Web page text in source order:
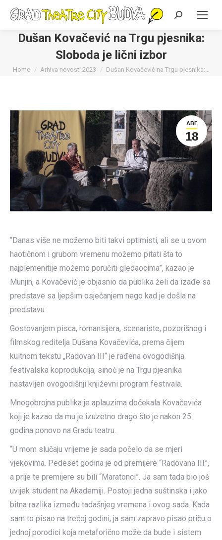
Search:
Dušan Kovačević na Trgu pjesnika:
Sloboda je lični izbor
You are here:
Home Arhiva novosti 2023 Dušan Kovačević na Trgu pjesnika:…
АВГ
18
“Danas više ne možemo biti takvi optimisti, ali se u ovom
haotičnom i grubom vremenu možemo pitati šta to
najplemenitije možemo poručiti gledaocima”, kazao je
Munjin, a Kovačević je objasnio da publika želi da izađe sa
predstave sa ljepšim osjećanjem nego kad je došla na
predstavu
Gostovanjem pisca, romansijera, scenariste, pozorišnog i
filmskog reditelja Dušana Kovačevića, prema čijem
kultnom tekstu „Radovan III“ je rađena ovogodišnja
festivalska koprodukcija, sinoć je na Trgu pjesnika
nastavljen ovogodišnji književni program festivala.
Mnogobrojna publika je aplauzima dočekala Kovačevića
koji je kazao da mu je izuzetno drago što je nakon 25
godina ponovo na Gradu teatru.
“U mom slučaju vrijeme je sada počelo da se mjeri
vjekovima. Pedeset godina je od premijere “Radovana III”,
a prije te premijere su bili “Maratonci”. Ja sam tada bio još
uvijek student na Akademiji. Postoji jedna suštinska i jako
bitna razlika između tadašnjeg vremena i ovog sada. Kada
sam to pisao na trećoj godini, ja sam zapravo pisao priču o
jednoj porodici koja metaforično može da bude i sistem